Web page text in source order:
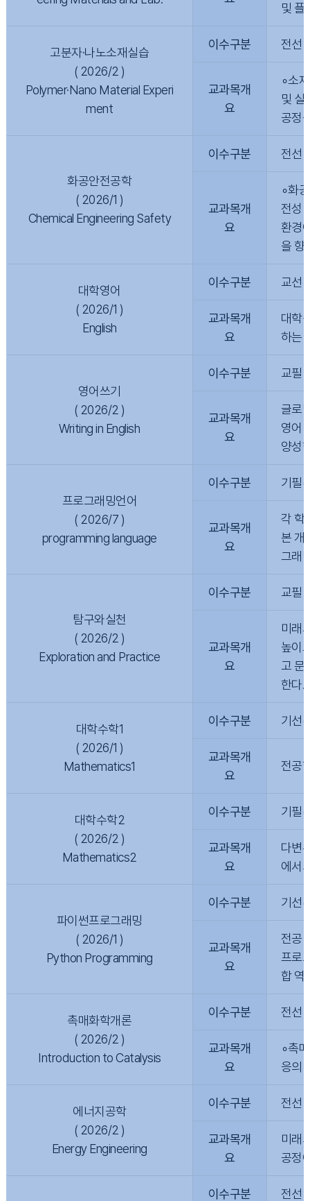
및 플
고분자·나노소재실습
( 2026/2 )
Polymer·Nano Material Experi
ment
이수구분 전선
교과목개
요
∘소
및 실
공정
화공안전공학
( 2026/1 )
Chemical Engineering Safety
이수구분 전선
교과목개
요
∘화
전성
환경
을 향
대학영어
( 2026/1 )
English
이수구분 교선
교과목개
요
대학
하는
영어쓰기
( 2026/2 )
Writing in English
이수구분 교필
교과목개
요
글로
영어
양성
프로그래밍언어
( 2026/7 )
programming language
이수구분 기필(
교과목개
요
각 학
본 개
그래
탐구와실천
( 2026/2 )
Exploration and Practice
이수구분 교필
교과목개
요
미래
높이
고 문
한다.
대학수학1
( 2026/1 )
Mathematics1
이수구분 기선(
교과목개
요
전공
대학수학2
( 2026/2 )
Mathematics2
이수구분 기필(
교과목개
요
다변
에서
파이썬프로그래밍
( 2026/1 )
Python Programming
이수구분 기선(
교과목개
요
전공
프로
합 역
촉매화학개론
( 2026/2 )
Introduction to Catalysis
이수구분 전선
교과목개
요
∘촉
응의
에너지공학
( 2026/2 )
Energy Engineering
이수구분 전선
교과목개
요
미래
공정
이수구분 전선